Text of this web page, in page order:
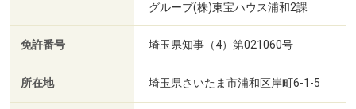
住宅ローンと保険の見直しなどにより数百万円単位以上の
経済効果の提供を目指します。
■かけつけサポート（3年間無料）
グループ(株)東宝ハウス浦和2課
免許番号 埼玉県知事（4）第021060号
所在地 埼玉県さいたま市浦和区岸町6-1-5